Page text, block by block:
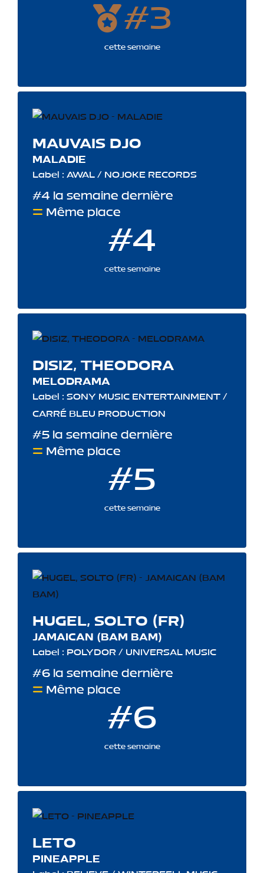
#3
cette semaine
MAUVAIS DJO
MALADIE
Label : AWAL / NOJOKE RECORDS
#4 la semaine dernière
Même place
#4
cette semaine
DISIZ, THEODORA
MELODRAMA
Label : SONY MUSIC ENTERTAINMENT /
CARRÉ BLEU PRODUCTION
#5 la semaine dernière
Même place
#5
cette semaine
HUGEL, SOLTO (FR)
JAMAICAN (BAM BAM)
Label : POLYDOR / UNIVERSAL MUSIC
#6 la semaine dernière
Même place
#6
cette semaine
LETO
PINEAPPLE